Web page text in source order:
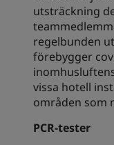
utsträckning
regelbunden
förebygger
vissa hotell
områden som
PCR-tester